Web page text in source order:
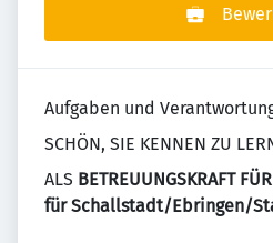
Aufgaben und
SCHÖN, SIE KENNEN ZU
ALS BETREUUNGSKRAFT
für Schallstadt/Ebringen/